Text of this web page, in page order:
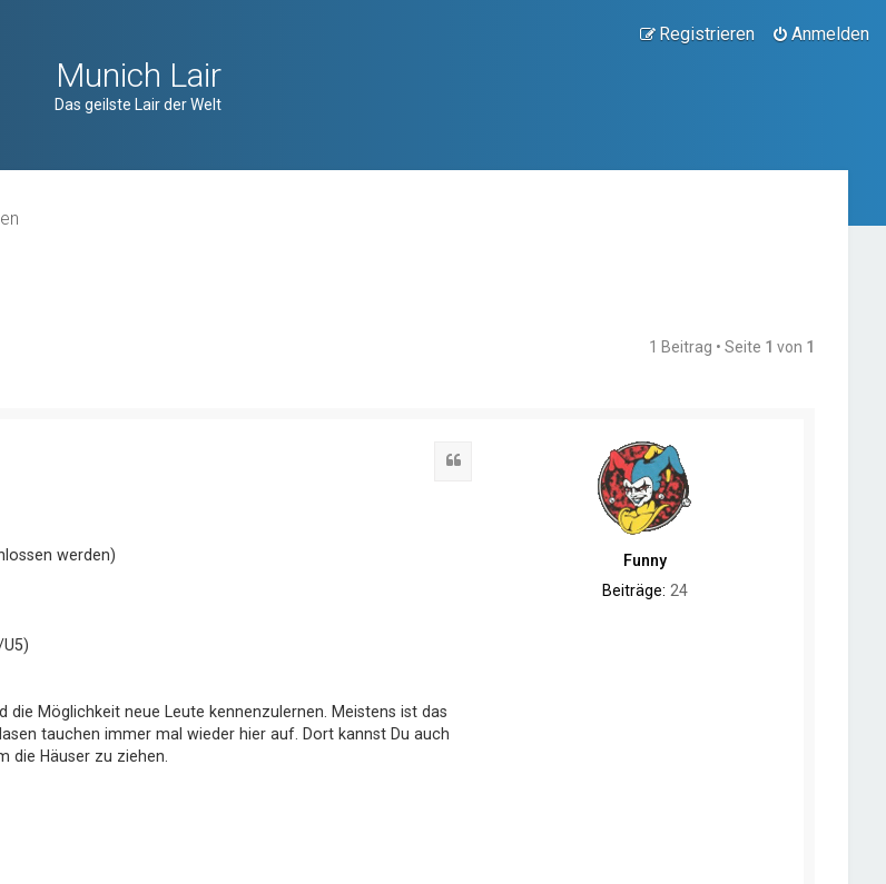
Anmelden
Registrieren
Munich Lair
Das geilste Lair der Welt
1 Beitrag • Seite 1 von 1
Funny
Beiträge: 24
werden)
Möglichkeit neue Leute kennenzulernen. Meistens ist das
tauchen immer mal wieder hier auf. Dort kannst Du auch
die Häuser zu ziehen.